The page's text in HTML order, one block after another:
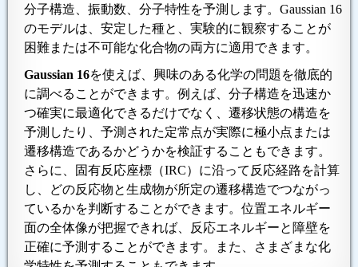
分子構造、振動数、分子特性を予測します。Gaussian 16
のモデルは、安定した種と、実験的に観察することが
困難または不可能な化合物の両方に適用できます。
Gaussian 16を使えば、興味のある化学の問題を徹底的
に調べることができます。例えば、分子構造を迅速か
つ確実に最適化できるだけでなく、遷移状態の構造を
予測したり、予測された定常点が実際に極小点または
遷移構造であるかどうかを検証することもできます。
さらに、固有反応座標（IRC）に沿って反応経路を計算
し、どの反応物と生成物が所定の遷移構造でつながっ
ているかを判断することができます。位置エネルギー
面の全体像が把握できれば、反応エネルギーと障壁を
正確に予測することができます。また、さまざまな化